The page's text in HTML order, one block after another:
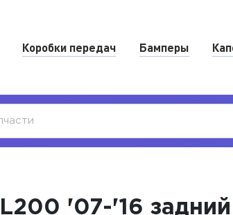
Коробки передач Бамперы
'07-'16